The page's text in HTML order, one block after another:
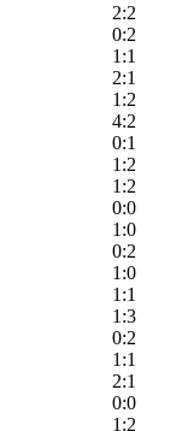
2:2
0:2
1:1
2:1
1:2
4:2
0:1
1:2
1:2
0:0
1:0
0:2
1:0
1:1
1:3
0:2
1:1
2:1
0:0
1:2